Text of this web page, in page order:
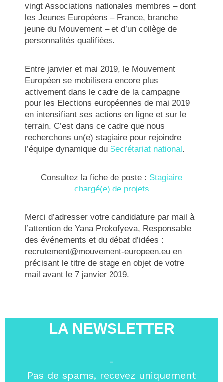
vingt Associations nationales membres – dont
les Jeunes Européens – France, branche
jeune du Mouvement – et d’un collège de
personnalités qualifiées.
Entre janvier et mai 2019, le Mouvement
Européen se mobilisera encore plus
activement dans le cadre de la campagne
pour les Elections européennes de mai 2019
en intensifiant ses actions en ligne et sur le
terrain. C’est dans ce cadre que nous
recherchons un(e) stagiaire pour rejoindre
l’équipe dynamique du Secrétariat national.
Consultez la fiche de poste : Stagiaire
chargé(e) de projets
Merci d’adresser votre candidature par mail à
l’attention de Yana Prokofyeva, Responsable
des événements et du débat d’idées :
recrutement@mouvement-europeen.eu en
précisant le titre de stage en objet de votre
mail avant le 7 janvier 2019.
LA NEWSLETTER
-
Pas de spams, recevez uniquement